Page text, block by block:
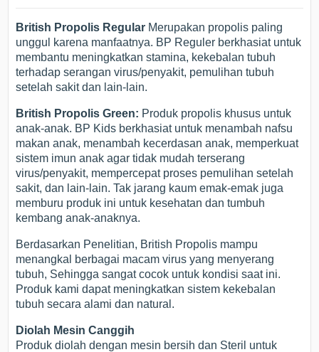
British Propolis Regular Merupakan propolis paling
unggul karena manfaatnya. BP Reguler berkhasiat untuk
membantu meningkatkan stamina, kekebalan tubuh
terhadap serangan virus/penyakit, pemulihan tubuh
setelah sakit dan lain-lain.
British Propolis Green: Produk propolis khusus untuk
anak-anak. BP Kids berkhasiat untuk menambah nafsu
makan anak, menambah kecerdasan anak, memperkuat
sistem imun anak agar tidak mudah terserang
virus/penyakit, mempercepat proses pemulihan setelah
sakit, dan lain-lain. Tak jarang kaum emak-emak juga
memburu produk ini untuk kesehatan dan tumbuh
kembang anak-anaknya.
Berdasarkan Penelitian, British Propolis mampu
menangkal berbagai macam virus yang menyerang
tubuh, Sehingga sangat cocok untuk kondisi saat ini.
Produk kami dapat meningkatkan sistem kekebalan
tubuh secara alami dan natural.
Diolah Mesin Canggih
Produk diolah dengan mesin bersih dan Steril untuk